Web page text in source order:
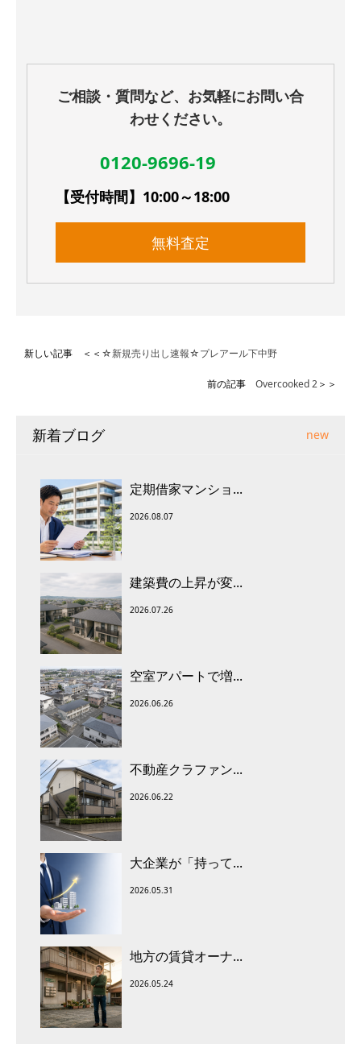
ご相談・質問など、お気軽にお問い合
わせください。
0120-9696-19
【受付時間】10:00～18:00
無料査定
新しい記事 ＜＜ ☆新規売り出し速報☆プレアール下中野
前の記事 Overcooked 2＞＞
新着ブログ new
定期借家マンショ...
2026.08.07
建築費の上昇が変...
2026.07.26
空室アパートで増...
2026.06.26
不動産クラファン...
2026.06.22
大企業が「持って...
2026.05.31
地方の賃貸オーナ...
2026.05.24